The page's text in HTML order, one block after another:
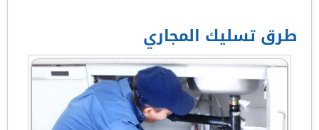
طرق تسليك المجاري